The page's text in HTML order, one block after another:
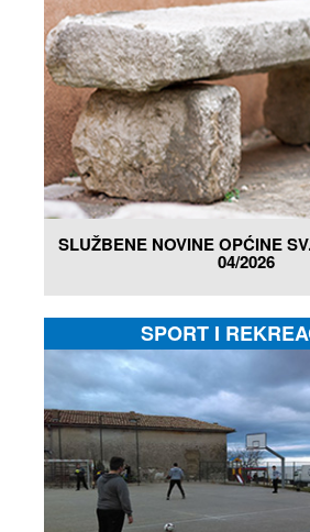
SLUŽBENE NOVINE OPĆINE
04/2026
SPORT I